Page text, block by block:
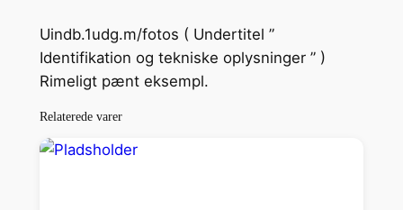
n
e
a
e
Uindb.1udg.m/fotos ( Undertitel ”
Identifikation og tekniske oplysninger ” )
Rimeligt pænt eksempl.
Relaterede varer